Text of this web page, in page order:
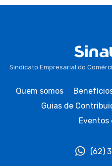
Sindicato Empresarial do
Quem somos
Guias de
Eventos
(62)